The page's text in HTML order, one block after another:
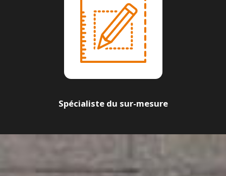
Spécialiste du sur-mesure